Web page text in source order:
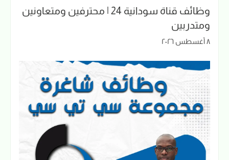
وظائف قناة سودانية 24 | محترفين ومتعاونين
ومتدربين
٨ أغسطس ٢٠٢٦